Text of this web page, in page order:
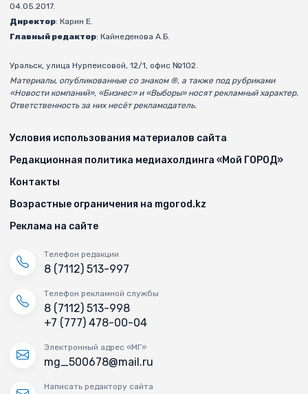
04.05.2017.
Директор: Карин Е.
Главный редактор: Кайнеденова А.Б.
Уральск, улица Нурпеисовой, 12/1, офис №102.
Материалы, опубликованные со знаком ®, а также под рубриками
«Новости компаний», «Бизнес» и «Выборы» носят рекламный характер.
Ответственность за них несёт рекламодатель.
Условия использования материалов сайта
Редакционная политика медиахолдинга «Мой ГОРОД»
Контакты
Возрастные ограничения на mgorod.kz
Реклама на сайте
Телефон редакции
8 (7112) 513-997
Телефон рекламной службы
8 (7112) 513-998
+7 (777) 478-00-04
Электронный адрес «МГ»
mg_500678@mail.ru
Написать редактору сайта